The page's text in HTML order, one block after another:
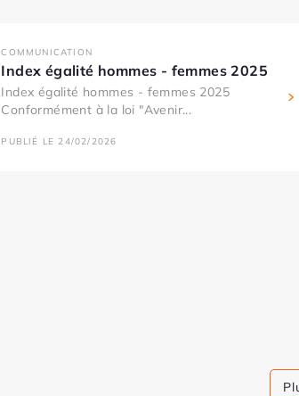
COMMUNICATION
Index égalité hommes - femmes 2025
Index égalité hommes - femmes 2025
Conformément à la loi "Avenir...
PUBLIÉ LE 24/02/2026